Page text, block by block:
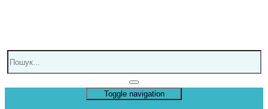
Toggle navigation